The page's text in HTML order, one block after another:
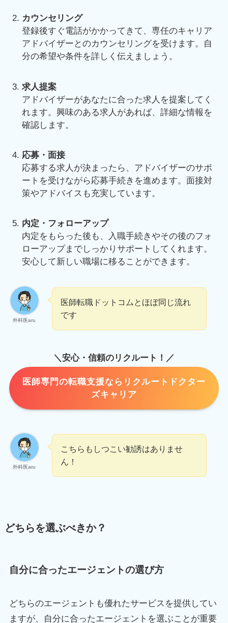
カウンセリング
登録後すぐ電話がかかってきて、専任のキャリア
アドバイザーとのカウンセリングを受けます。自
分の希望や条件を詳しく伝えましょう。
求人提案
アドバイザーがあなたに合った求人を提案してく
れます。興味のある求人があれば、詳細な情報を
確認します。
応募・面接
応募する求人が決まったら、アドバイザーのサポ
ートを受けながら応募手続きを進めます。面接対
策やアドバイスも充実しています。
内定・フォローアップ
内定をもらった後も、入職手続きやその後のフォ
ローアップまでしっかりサポートしてくれます。
安心して新しい職場に移ることができます。
外科医aru
医師転職ドットコムとほぼ同じ流れ
です
＼安心・信頼のリクルート！／
医師専門の転職支援ならリクルートドクター
ズキャリア
外科医aru
こちらもしつこい勧誘はありませ
ん！
どちらを選ぶべきか？
自分に合ったエージェントの選び方
どちらのエージェントも優れたサービスを提供してい
ますが、自分に合ったエージェントを選ぶことが重要